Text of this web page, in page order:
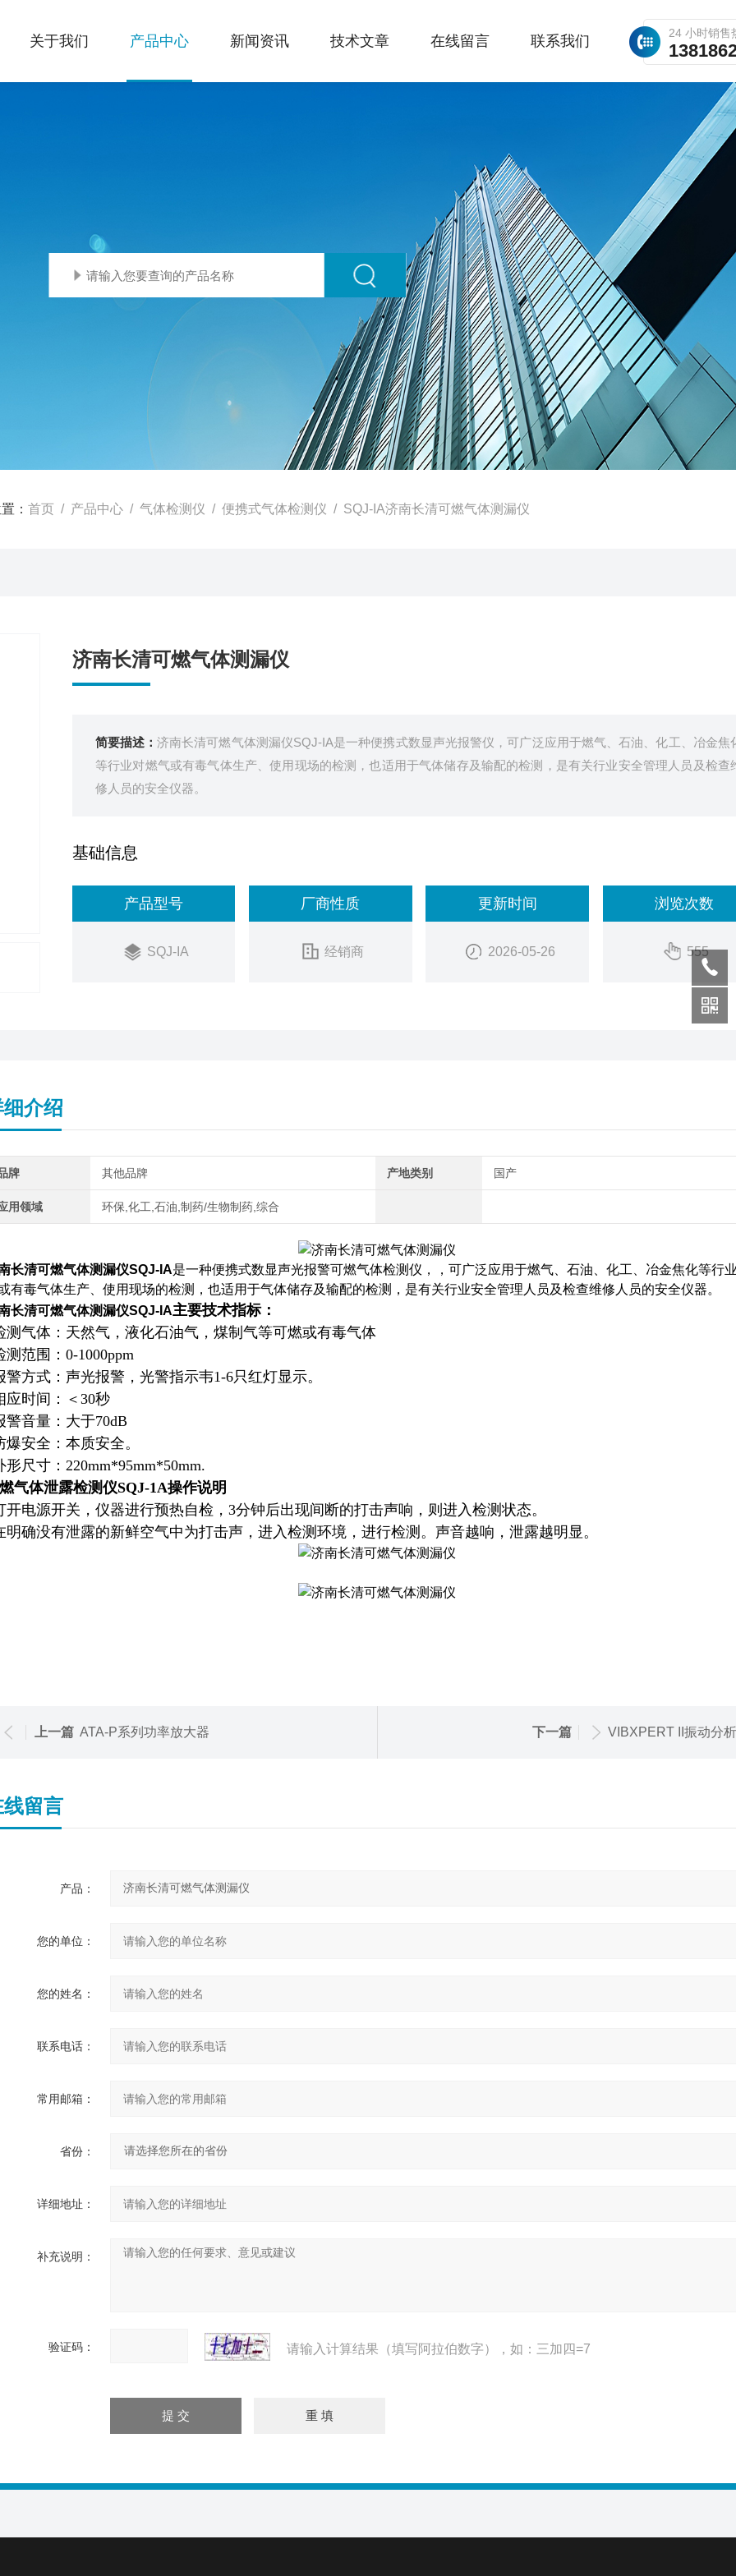
24 小时销售
关于我们 产品中心 新闻资讯 技术文章 在线留言 联系我们
： 首页 / 产品中心 / 气体检测仪 / 便携式气体检测仪 / SQJ-IA济南长清可燃气体测漏仪
济南长清可燃气体测漏仪
简要描述： 济南长清可燃气体测漏仪SQJ-IA是一种便携式数显声光报警仪，可广泛应用于燃气、石油、化工、冶金焦
等行业对燃气或有毒气体生产、使用现场的检测，也适用于气体储存及输配的检测，是有关行业安全管理人员及检查
修人员的安全仪器。
基础信息
产品型号
SQJ-IA
厂商性质
经销商
更新时间
2026-05-26
浏览次数
555
介绍
牌 其他品牌 产地类别 国产
用领域 环保,化工,石油,制药/生物制药,综合
长清可燃气体测漏仪SQJ-IA是一种便携式数显声光报警可燃气体检测仪，，可广泛应用于燃气、石油、化工、冶金焦化等行
有毒气体生产、使用现场的检测，也适用于气体储存及输配的检测，是有关行业安全管理人员及检查维修人员的安全仪器。
长清可燃气体测漏仪SQJ-IA主要技术指标：
测气体：天然气，液化石油气，煤制气等可燃或有毒气体
测范围：0-1000ppm
警方式：声光报警，光警指示韦1-6只红灯显示。
应时间：＜30秒
警音量：大于70dB
爆安全：本质安全。
形尺寸：220mm*95mm*50mm.
气体泄露检测仪SQJ-1A操作说明
开电源开关，仪器进行预热自检，3分钟后出现间断的打击声响，则进入检测状态。
明确没有泄露的新鲜空气中为打击声，进入检测环境，进行检测。声音越响，泄露越明显。
上一篇 ATA-P系列功率放大器 下一篇 VIBXPERT II振动分
线留言
产品：
您的单位：
您的姓名：
联系电话：
常用邮箱：
省份：
详细地址：
补充说明：
验证码： 请输入计算结果（填写阿拉伯数字），如：三加四=7